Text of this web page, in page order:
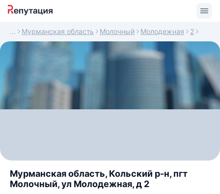
Мурманская область Молочный Молодежная 2
Мурманская область, Кольский р-н, пгт
Молочный, ул Молодежная, д 2